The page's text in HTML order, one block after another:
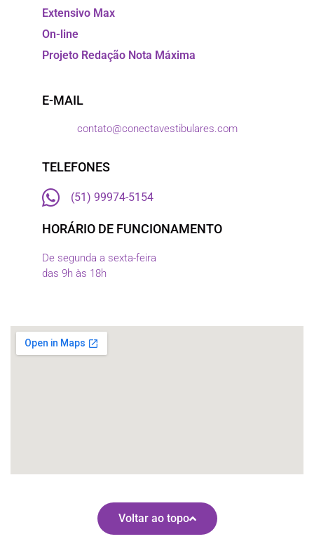
Extensivo Max
On-line
Projeto Redação Nota Máxima
E-MAIL
contato@conectavestibulares.com
TELEFONES
(51) 99974-5154
HORÁRIO DE FUNCIONAMENTO
De segunda a sexta-feira
das 9h às 18h
Voltar ao topo